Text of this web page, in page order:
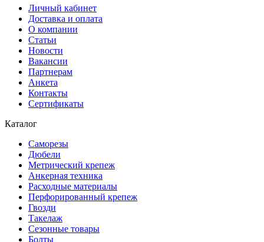
Личный кабинет
Доставка и оплата
О компании
Статьи
Новости
Вакансии
Партнерам
Анкета
Контакты
Сертификаты
Каталог
Саморезы
Дюбели
Метрический крепеж
Анкерная техника
Расходные материалы
Перфорированный крепеж
Гвозди
Такелаж
Сезонные товары
Болты